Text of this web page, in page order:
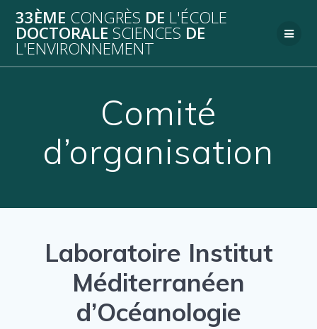
Passer
au
contenu
33ÈME CONGRÈS DE L'ÉCOLE
DOCTORALE SCIENCES DE
L'ENVIRONNEMENT
Comité
d’organisation
Laboratoire Institut
Méditerranéen
d’Océanologie